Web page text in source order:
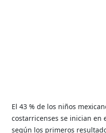
El 43 % de los niños
costarricenses se inician en
según los primeros